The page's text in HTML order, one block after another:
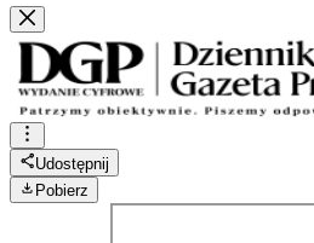
Udostępnij
Pobierz